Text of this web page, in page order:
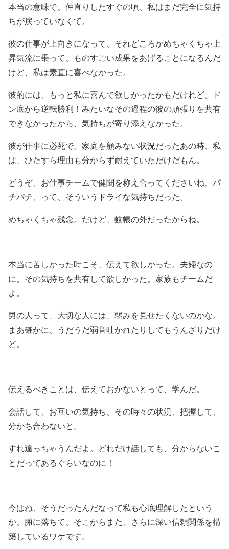
本当の意味で、仲直りしたすぐの頃、私はまだ完全に気持
ちが戻っていなくて。
彼の仕事が上向きになって、それどころかめちゃくちゃ上
昇気流に乗って、ものすごい成果をあげることになるんだ
けど、私は素直に喜べなかった。
彼的には、もっと私に喜んで欲しかったかもだけれど。ド
ン底から逆転勝利！みたいなその過程の彼の頑張りを共有
できなかったから、気持ちが寄り添えなかった。
彼が仕事に必死で、家庭を顧みない状況だったあの時、私
は、ひたすら理由も分からず耐えていただけだもん。
どうぞ、お仕事チームで健闘を称え合ってくださいね、パ
チパチ、って、そういうドライな気持ちだった。
めちゃくちゃ残念。だけど、蚊帳の外だったからね。
本当に苦しかった時こそ、伝えて欲しかった。夫婦なの
に。その気持ちを共有して欲しかった。家族もチームだ
よ。
男の人って、大切な人には、弱みを見せたくないのかな。
まあ確かに、うだうだ弱音吐かれたりしてもうんざりだけ
ど。
伝えるべきことは、伝えておかないとって、学んだ。
会話して、お互いの気持ち、その時々の状況、把握して、
分かち合わないと。
すれ違っちゃうんだよ。どれだけ話しても、分からないこ
とだってあるぐらいなのに！
今はね、そうだったんだなって私も心底理解したという
か、腑に落ちて、そこからまた、さらに深い信頼関係を構
築しているワケです。